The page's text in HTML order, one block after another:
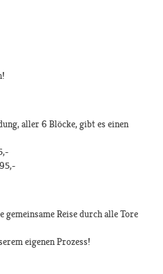
aller 6 Blöcke, gibt es einen
gemeinsame Reise durch alle Tore
eigenen Prozess!